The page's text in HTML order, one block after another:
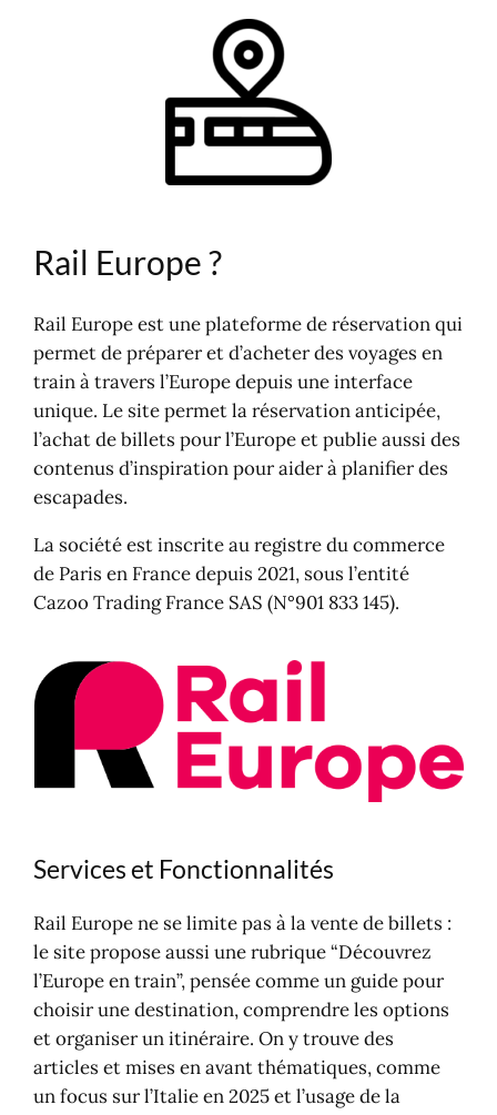
Rail Europe ?
Services et Fonctionnalités
Pass ferroviaires et cartes
Géographie des transports
Quelle réservation via Rail Europe ?
Recherche et réservation
Rail Europe ?
Rail Europe est une plateforme de réservation qui
permet de préparer et d’acheter des voyages en
train à travers l’Europe depuis une interface
unique. Le site permet la réservation anticipée,
l’achat de billets pour l’Europe et publie aussi des
contenus d’inspiration pour aider à planifier des
escapades.
La société est inscrite au registre du commerce
de Paris en France depuis 2021, sous l’entité
Cazoo Trading France SAS (N°901 833 145).
Services et Fonctionnalités
Rail Europe ne se limite pas à la vente de billets :
le site propose aussi une rubrique “Découvrez
l’Europe en train”, pensée comme un guide pour
choisir une destination, comprendre les options
et organiser un itinéraire. On y trouve des
articles et mises en avant thématiques, comme
un focus sur l’Italie en 2025 et l’usage de la